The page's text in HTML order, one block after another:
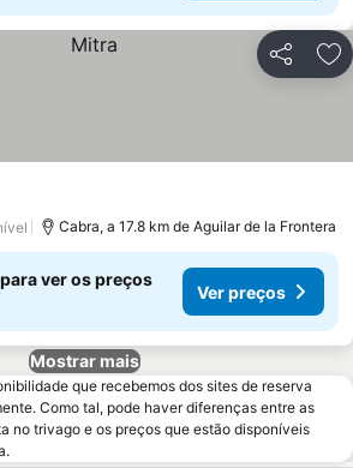
Partilhar
Cabra, a 17.8 km de Aguilar de la Frontera
ver os preços
Ver preços
Mostrar mais
que recebemos dos sites de reserva
Como tal, pode haver diferenças entre as
no trivago e os preços que estão disponíveis